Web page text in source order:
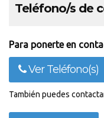
Teléfono/s de
Para ponerte en
Ver Teléfono(s)
También puedes